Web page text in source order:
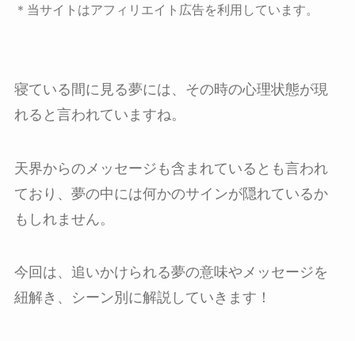
＊当サイトはアフィリエイト広告を利用しています。
寝ている間に見る夢には、その時の心理状態が現
れると言われていますね。
天界からのメッセージも含まれているとも言われ
ており、夢の中には何かのサインが隠れているか
もしれません。
今回は、追いかけられる夢の意味やメッセージを
紐解き、シーン別に解説していきます！